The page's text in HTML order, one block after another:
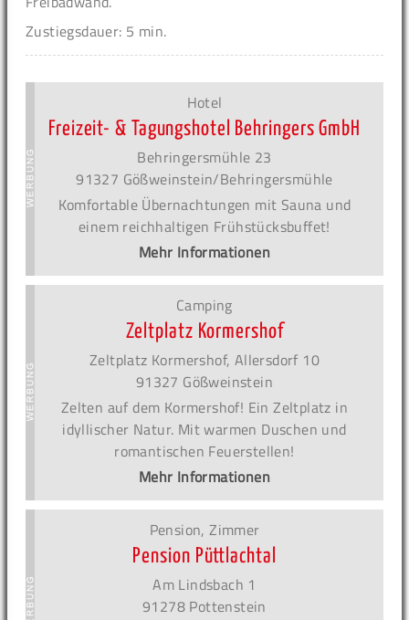
Zustiegsdauer: 5 min.
Hotel
Freizeit- & Tagungshotel Behringers GmbH
Behringersmühle 23
91327 Gößweinstein/Behringersmühle
Komfortable Übernachtungen mit Sauna und
einem reichhaltigen Frühstücksbuffet!
Mehr Informationen
Camping
Zeltplatz Kormershof
Zeltplatz Kormershof, Allersdorf 10
91327 Gößweinstein
Zelten auf dem Kormershof! Ein Zeltplatz in
idyllischer Natur. Mit warmen Duschen und
romantischen Feuerstellen!
Mehr Informationen
Pension, Zimmer
Pension Püttlachtal
Am Lindsbach 1
91278 Pottenstein